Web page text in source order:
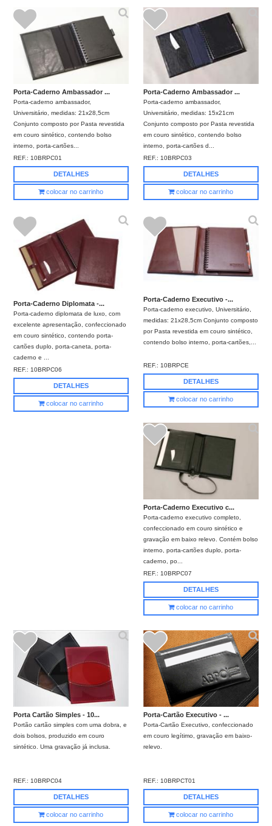
Porta-Caderno Ambassador ...
Porta-caderno ambassador,
Universitário, medidas: 21x28,5cm
Conjunto composto por Pasta revestida
em couro sintético, contendo bolso
interno, porta-cartões...
REF.:10BRPC01
DETALHES
colocar no carrinho
Porta-Caderno Ambassador ...
Porta-caderno ambassador,
Universitário, medidas: 15x21cm
Conjunto composto por Pasta revestida
em couro sintético, contendo bolso
interno, porta-cartões d...
REF.:10BRPC03
DETALHES
colocar no carrinho
Porta-Caderno Diplomata -...
Porta-caderno diplomata de luxo, com
excelente apresentação, confeccionado
em couro sintético, contendo porta-
cartões duplo, porta-caneta, porta-
caderno e ...
REF.:10BRPC06
DETALHES
colocar no carrinho
Porta-Caderno Executivo -...
Porta-caderno executivo, Universitário,
medidas: 21x28,5cm Conjunto composto
por Pasta revestida em couro sintético,
contendo bolso interno, porta-cartões,...
REF.:10BRPCE
DETALHES
colocar no carrinho
Porta-Caderno Executivo c...
Porta-caderno executivo completo,
confeccionado em couro sintético e
gravação em baixo relevo. Contém bolso
interno, porta-cartões duplo, porta-
caderno, po...
REF.: 10BRPC07
DETALHES
colocar no carrinho
Porta Cartão Simples - 10...
Portão cartão simples com uma dobra, e
dois bolsos, produzido em couro
sintético. Uma gravação já inclusa.
REF.:10BRPC04
DETALHES
colocar no carrinho
Porta-Cartão Executivo - ...
Porta-Cartão Executivo, confeccionado
em couro legítimo, gravação em baixo-
relevo.
REF.:10BRPCT01
DETALHES
colocar no carrinho